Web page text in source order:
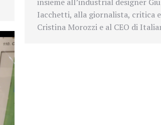
Iacchetti, alla giornalista, critica
Cristina Morozzi e al CEO di